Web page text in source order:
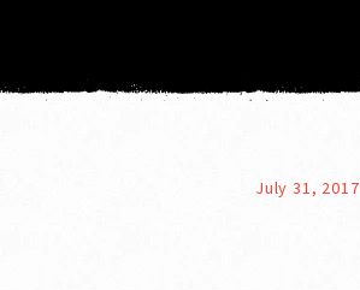
July 31, 2017